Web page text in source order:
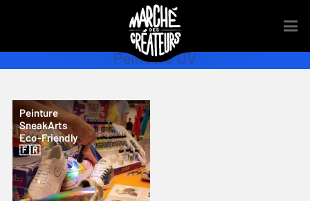
Peinture UV
Peinture
SneakArts
Eco-Friendly
🇫🇷